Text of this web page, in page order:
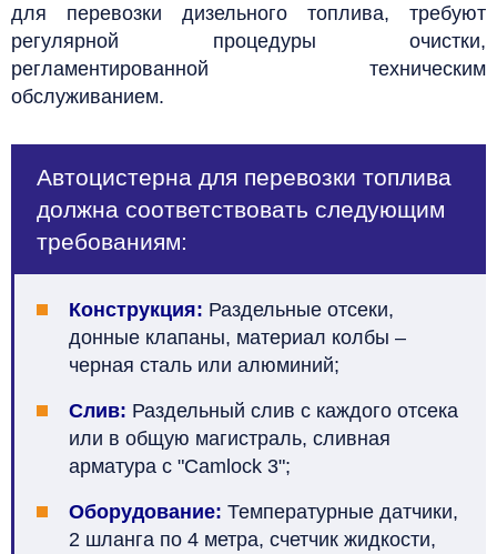
для перевозки дизельного топлива, требуют
регулярной процедуры очистки,
регламентированной техническим
обслуживанием.
Автоцистерна для перевозки топлива
должна соответствовать следующим
требованиям:
Конструкция: Раздельные отсеки,
донные клапаны, материал колбы –
черная сталь или алюминий;
Слив: Раздельный слив с каждого отсека
или в общую магистраль, сливная
арматура с "Camlock 3";
Оборудование: Температурные датчики,
2 шланга по 4 метра, счетчик жидкости,